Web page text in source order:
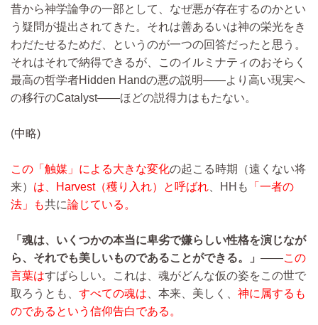
昔から神学論争の一部として、なぜ悪が存在するのかとい
う疑問が提出されてきた。それは善あるいは神の栄光をき
わだたせるためだ、というのが一つの回答だったと思う。
それはそれで納得できるが、このイルミナティのおそらく
最高の哲学者Hidden Handの悪の説明――より高い現実へ
の移行のCatalyst――ほどの説得力はもたない。
(中略)
この「触媒」による大きな変化の起こる時期（遠くない将
来） は、Harvest（穫り入れ）と呼ばれ 、HHも
「一者の
法」も共に論じている。
「魂は、いくつかの本当に卑劣で嫌らしい性格を演じなが
ら、それでも美しいものであることができる。」 ――この
言葉はすばらしい。これは、魂がどんな仮の姿をこの世で
取ろうとも、 すべての魂は 、本来、美しく、 神に属するも
のであるという信仰告白である。